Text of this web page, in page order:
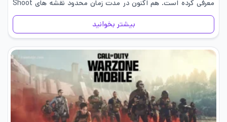
معرفی کرده است. هم اکنون در مدت زمان محدود نقشه های Shoot
House، Verdansk، Rebirth Island و…
بیشتر بخوانید